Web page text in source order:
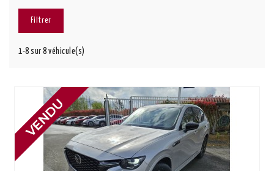
Filtrer
1-8 sur 8 véhicule(s)